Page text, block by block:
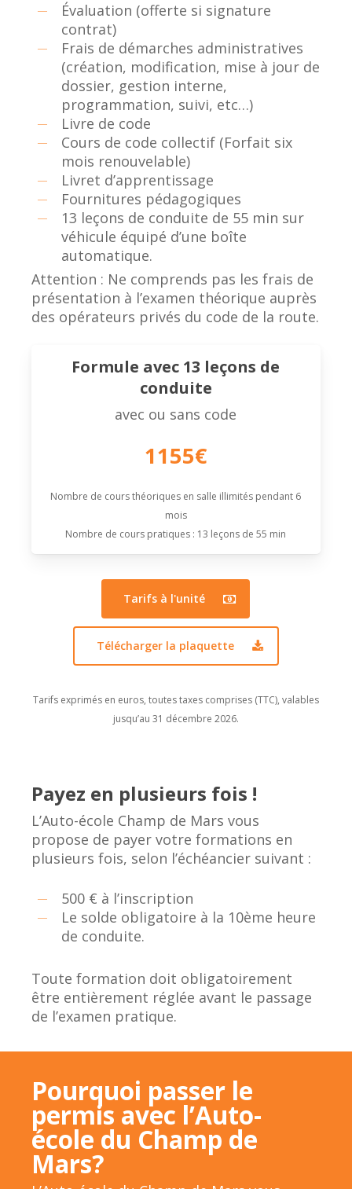
Évaluation (offerte si signature
contrat)
Frais de démarches administratives
(création, modification, mise à jour de
dossier, gestion interne,
programmation, suivi, etc…)
Livre de code
Cours de code collectif (Forfait six
mois renouvelable)
Livret d’apprentissage
Fournitures pédagogiques
13 leçons de conduite de 55 min sur
véhicule équipé d’une boîte
automatique.
Attention : Ne comprends pas les frais de
présentation à l’examen théorique auprès
des opérateurs privés du code de la route.
Formule avec 13 leçons de
conduite
avec ou sans code
1155€
Nombre de cours théoriques en salle illimités pendant 6
mois
Nombre de cours pratiques : 13 leçons de 55 min
Tarifs à l'unité
Télécharger la plaquette
Tarifs exprimés en euros, toutes taxes comprises (TTC), valables
jusqu’au 31 décembre 2026.
Payez en plusieurs fois !
L’Auto-école Champ de Mars vous
propose de payer votre formations en
plusieurs fois, selon l’échéancier suivant :
500 € à l’inscription
Le solde obligatoire à la 10ème heure
de conduite.
Toute formation doit obligatoirement
être entièrement réglée avant le passage
de l’examen pratique.
Pourquoi passer le
permis avec l’Auto-
école du Champ de
Mars?